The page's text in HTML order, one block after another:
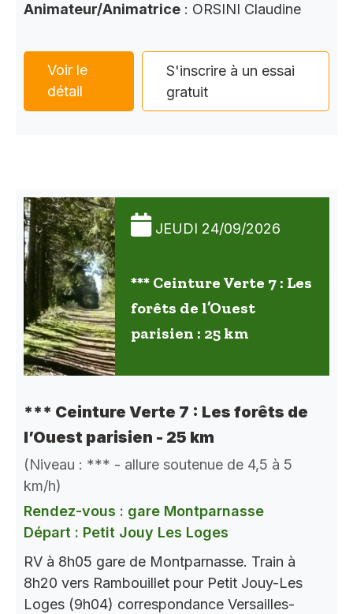
Animateur/Animatrice : ORSINI Claudine
Voir le
détail
S'inscrire à un essai
gratuit
JEUDI 24/09/2026
*** Ceinture Verte 7 : Les
forêts de l’Ouest
parisien : 25 km
*** Ceinture Verte 7 : Les forêts de
l’Ouest parisien - 25 km
(Niveau : *** - allure soutenue de 4,5 à 5
km/h)
Rendez-vous : gare Montparnasse
Départ : Petit Jouy Les Loges
RV à 8h05 gare de Montparnasse. Train à
8h20 vers Rambouillet pour Petit Jouy-Les
Loges (9h04) correspondance Versailles-